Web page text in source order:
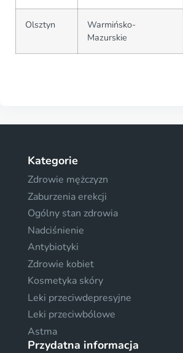
Olsztyn
Warmińsko-
Mazurskie
Kategorie
Zdrowie mężczyzn
Zaburzenia erekcji
Ogólny stan zdrowia
Nadciśnienie
Antybiotyki
Zdrowie kobiet
Kosmetyka skóry
Leki przeciwdepresyjne
Leki przeciwbólowe
Astma
Przydatna informacja